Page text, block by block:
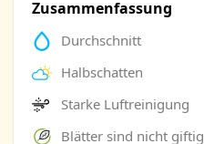
Zusammenfassung
Durchschnitt
Halbschatten
Starke Luftreinigung
Blätter sind nicht giftig